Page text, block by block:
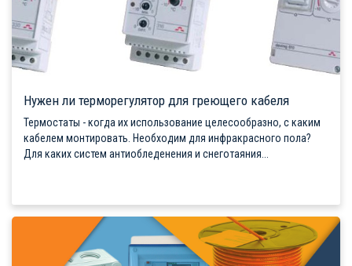
Нужен ли терморегулятор для греющего кабеля
Термостаты - когда их использование целесообразно, с каким
кабелем монтировать. Необходим для инфракрасного пола?
Для каких систем антиобледенения и снеготаяния...